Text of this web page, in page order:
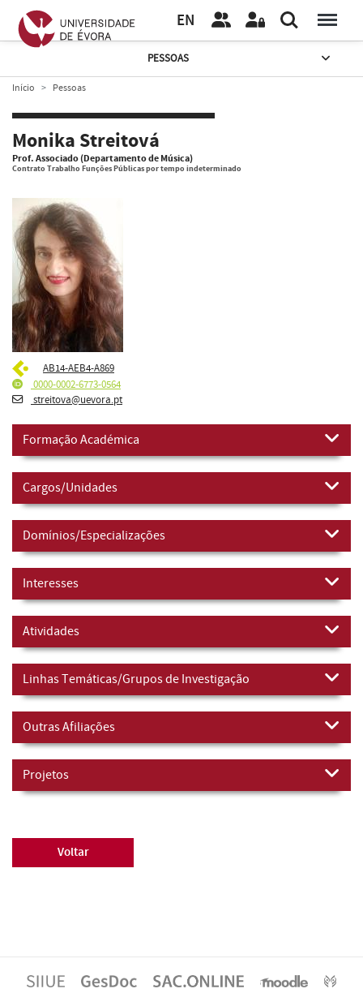
EN
PESSOAS
Início Pessoas
Monika Streitová
Prof. Associado (Departamento de Música)
Contrato Trabalho Funções Públicas por tempo indeterminado
AB14-AEB4-A869
0000-0002-6773-0564
streitova@uevora.pt
Formação Académica
Cargos/Unidades
Domínios/Especializações
Interesses
Atividades
Linhas Temáticas/Grupos de Investigação
Outras Afiliações
Projetos
Voltar